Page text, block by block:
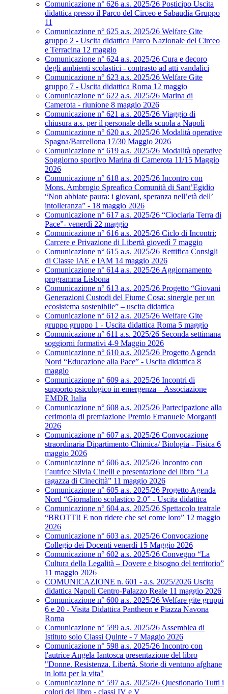
Comunicazione n° 626 a.s. 2025/26 Posticipo Uscita
didattica presso il Parco del Circeo e Sabaudia Gruppo
11
Comunicazione n° 625 a.s. 2025/26 Welfare Gite
gruppo 2 - Uscita didattica Parco Nazionale del Circeo
e Terracina 12 maggio
Comunicazione n° 624 a.s. 2025/26 Cura e decoro
degli ambienti scolastici - contrasto ad atti vandalici
Comunicazione n° 623 a.s. 2025/26 Welfare Gite
gruppo 7 - Uscita didattica Roma 12 maggio
Comunicazione n° 622 a.s. 2025/26 Marina di
Camerota - riunione 8 maggio 2026
Comunicazione n° 621 a.s. 2025/26 Viaggio di
chiusura a.s. per il personale della scuola a Napoli
Comunicazione n° 620 a.s. 2025/26 Modalità operative
Spagna/Barcellona 17/30 Maggio 2026
Comunicazione n° 619 a.s. 2025/26 Modalità operative
Soggiorno sportivo Marina di Camerota 11/15 Maggio
2026
Comunicazione n° 618 a.s. 2025/26 Incontro con
Mons. Ambrogio Spreafico Comunità di Sant’Egidio
“Non abbiate paura: i giovani, speranza nell’età dell’
intolleranza” - 18 maggio 2026
Comunicazione n° 617 a.s. 2025/26 “Ciociaria Terra di
Pace”- venerdì 22 maggio
Comunicazione n° 616 a.s. 2025/26 Ciclo di Incontri:
Carcere e Privazione di Libertà giovedì 7 maggio
Comunicazione n° 615 a.s. 2025/26 Rettifica Consigli
di Classe IAE e IAM 14 maggio 2026
Comunicazione n° 614 a.s. 2025/26 Aggiornamento
programma Lisbona
Comunicazione n° 613 a.s. 2025/26 Progetto “Giovani
Generazioni Custodi del Fiume Cosa: sinergie per un
ecosistema sostenibile” – uscita didattica
Comunicazione n° 612 a.s. 2025/26 Welfare Gite
gruppo gruppo 1 - Uscita didattica Roma 5 maggio
Comunicazione n° 611 a.s. 2025/26 Seconda settimana
soggiorni formativi 4-9 Maggio 2026
Comunicazione n° 610 a.s. 2025/26 Progetto Agenda
Nord “Educazione alla Pace” - Uscita didattica 8
maggio
Comunicazione n° 609 a.s. 2025/26 Incontri di
supporto psicologico in emergenza – Associazione
EMDR Italia
Comunicazione n° 608 a.s. 2025/26 Partecipazione alla
cerimonia di premiazione Premio Emanuele Morganti
2026
Comunicazione n° 607 a.s. 2025/26 Convocazione
straordinaria Dipartimento Chimica/ Biologia - Fisica 6
maggio 2026
Comunicazione n° 606 a.s. 2025/26 Incontro con
l’autrice Silvia Cinelli e presentazione del libro “La
ragazza di Cinecittà” 11 maggio 2026
Comunicazione n° 605 a.s. 2025/26 Progetto Agenda
Nord “Giornalino scolastico 2.0” - Uscita didattica
Comunicazione n° 604 a.s. 2025/26 Spettacolo teatrale
“BROTTI! E non ridere che sei come loro” 12 maggio
2026
Comunicazione n° 603 a.s. 2025/26 Convocazione
Collegio dei Docenti venerdì 15 Maggio 2026
Comunicazione n° 602 a.s. 2025/26 Convegno “La
Cultura della Legalità – Dovere e bisogno del territorio”
11 maggio 2026
COMUNICAZIONE n. 601 - a.s. 2025/2026 Uscita
didattica Napoli Centro-Palazzo Reale 11 maggio 2026
Comunicazione n° 600 a.s. 2025/26 Welfare gite gruppi
6 e 20 - Visita Didattica Pantheon e Piazza Navona
Roma
Comunicazione n° 599 a.s. 2025/26 Assemblea di
Istituto solo Classi Quinte - 7 Maggio 2026
Comunicazione n° 598 a.s. 2025/26 Incontro con
l'autrice Angela Iantosca presentazione del libro
"Donne. Resistenza. Libertà. Storie di ventuno afghane
in lotta per la vita"
Comunicazione n° 597 a.s. 2025/26 Questionario Tutti i
colori del libro - classi IV e V